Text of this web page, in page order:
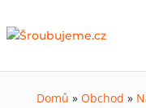
Domů » Obchod »